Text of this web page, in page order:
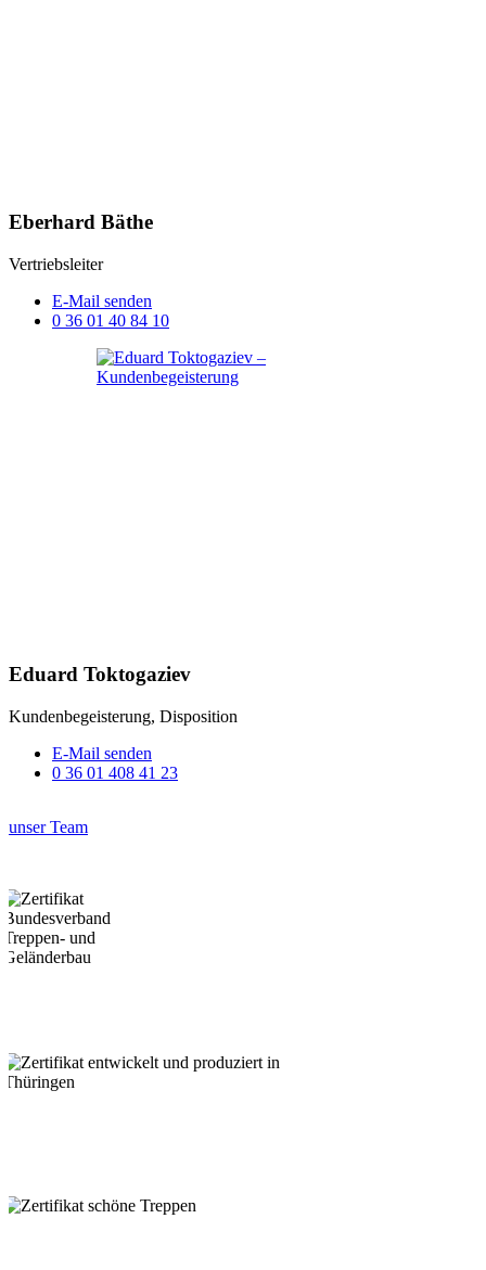
Eberhard Bäthe
Vertriebsleiter
E-Mail senden
0 36 01 40 84 10
Eduard Toktogaziev
Kundenbegeisterung, Disposition
E-Mail senden
0 36 01 408 41 23
unser Team